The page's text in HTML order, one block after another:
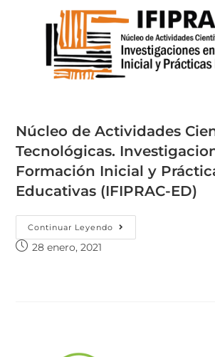
Núcleo de Actividades
Tecnológicas.
Formación Inicial y
Educativas (IFIPRAC-ED)
Continuar Leyendo
28 enero, 2021